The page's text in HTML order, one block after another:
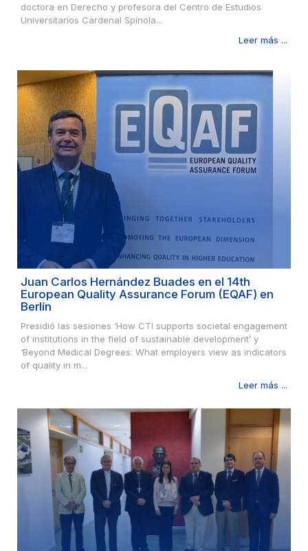
doctora en Derecho y profesora del Centro de Estudios
Universitarios Cardenal Spínola...
Leer más ...
Juan Carlos Hernández Buades en el 14th
European Quality Assurance Forum (EQAF) en
Berlín
Presidió las sesiones ‘How CTI supports societal engagement
of institutions in the field of sustainable development’ y
‘Beyond Medical Degrees: What employers view as indicators
of quality in m...
Leer más ...